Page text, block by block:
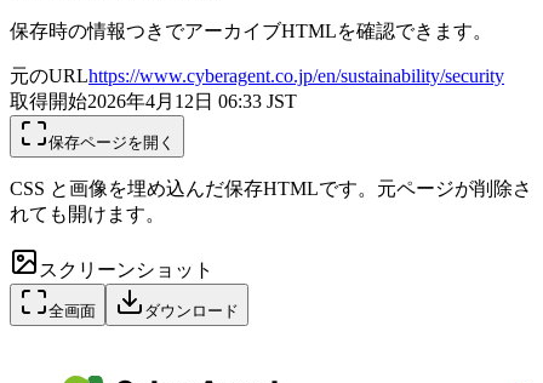
保存時の情報つきでアーカイブHTMLを確認できます。
元のURLhttps://www.cyberagent.co.jp/en/sustainability/security
取得開始2026年4月12日 06:33 JST
保存ページを開く
CSS と画像を埋め込んだ保存HTMLです。元ページが削除さ
れても開けます。
スクリーンショット
全画面 ダウンロード